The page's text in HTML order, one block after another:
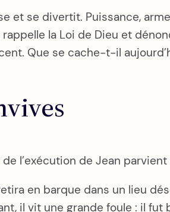
et se divertit. Puissance,
la Loi de Dieu et
Que se cache-t-il
l’exécution de Jean
en barque dans un lieu
il vit une grande foule : il